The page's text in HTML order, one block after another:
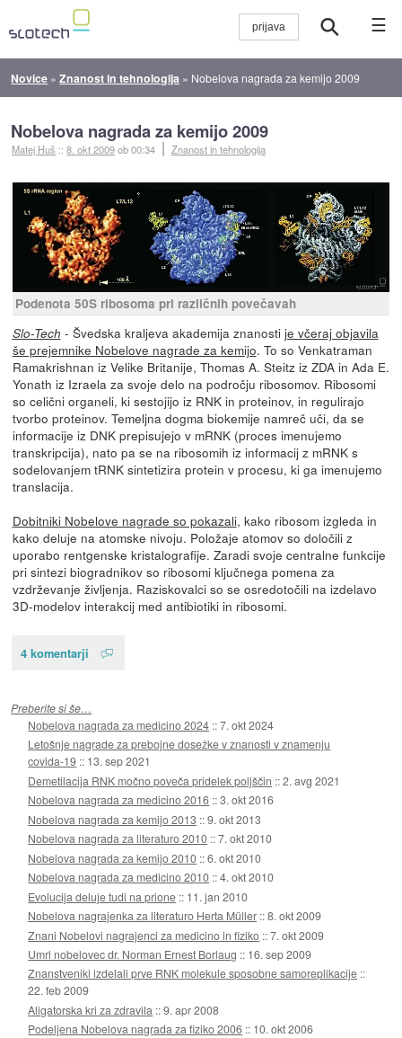
☰
Novice »Znanost in tehnologija » Nobelova nagrada za kemijo 2009
Nobelova nagrada za kemijo 2009
Matej Huš ::8. okt 2009ob 00:34 Znanost in tehnologija
Podenota 50S ribosoma pri različnih povečavah
Slo-Tech - Švedska kraljeva akademija znanosti je včeraj objavila
še prejemnike Nobelove nagrade za kemijo. To so Venkatraman
Ramakrishnan iz Velike Britanije, Thomas A. Steitz iz ZDA in Ada E.
Yonath iz Izraela za svoje delo na področju ribosomov. Ribosomi
so celični organeli, ki sestojijo iz RNK in proteinov, in regulirajo
tvorbo proteinov. Temeljna dogma biokemije namreč uči, da se
informacije iz DNK prepisujejo v mRNK (proces imenujemo
transkripcija), nato pa se na ribosomih iz informacij z mRNK s
sodelovanjem tRNK sintetizira protein v procesu, ki ga imenujemo
translacija.
Dobitniki Nobelove nagrade so pokazali, kako ribosom izgleda in
kako deluje na atomske nivoju. Položaje atomov so določili z
uporabo rentgenske kristalografije. Zaradi svoje centralne funkcije
pri sintezi biogradnikov so ribosomi ključnega pomena za
vzdrževanje življenja. Raziskovalci so se osredotočili na izdelavo
3D-modelov interakcij med antibiotiki in ribosomi.
4 komentarji
Preberite si še…
Nobelova nagrada za medicino 2024 ::7. okt 2024
Letošnje nagrade za prebojne dosežke v znanosti v znamenju
covida-19 :: 13. sep 2021
Demetilacija RNK močno poveča pridelek poljščin ::2. avg 2021
Nobelova nagrada za medicino 2016 ::3. okt 2016
Nobelova nagrada za kemijo 2013 ::9. okt 2013
Nobelova nagrada za literaturo 2010 ::7. okt 2010
Nobelova nagrada za kemijo 2010 ::6. okt 2010
Nobelova nagrada za medicino 2010 ::4. okt 2010
Evolucija deluje tudi na prione :: 11. jan 2010
Nobelova nagrajenka za literaturo Herta Müller ::8. okt 2009
Znani Nobelovi nagrajenci za medicino in fiziko ::7. okt 2009
Umrl nobelovec dr. Norman Ernest Borlaug :: 16. sep 2009
Znanstveniki izdelali prve RNK molekule sposobne samoreplikacije ::
22. feb 2009
Aligatorska kri za zdravila ::9. apr 2008
Podeljena Nobelova nagrada za fiziko 2006 :: 10. okt 2006